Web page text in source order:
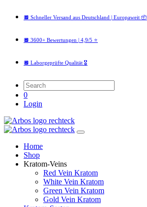
🔲 Schneller Versand aus Deutschland | Europaweit 📦
🔲 3600+ Bewertungen | 4,9/5 ⭐️
🔲 Laborgeprüfte Qualität 🎖️
0
Login
Home
Shop
Kratom-Veins
Red Vein Kratom
White Vein Kratom
Green Vein Kratom
Gold Vein Kratom